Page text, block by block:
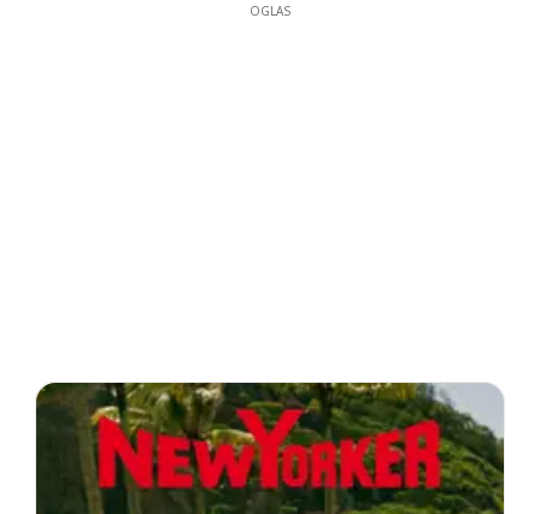
OGLAS